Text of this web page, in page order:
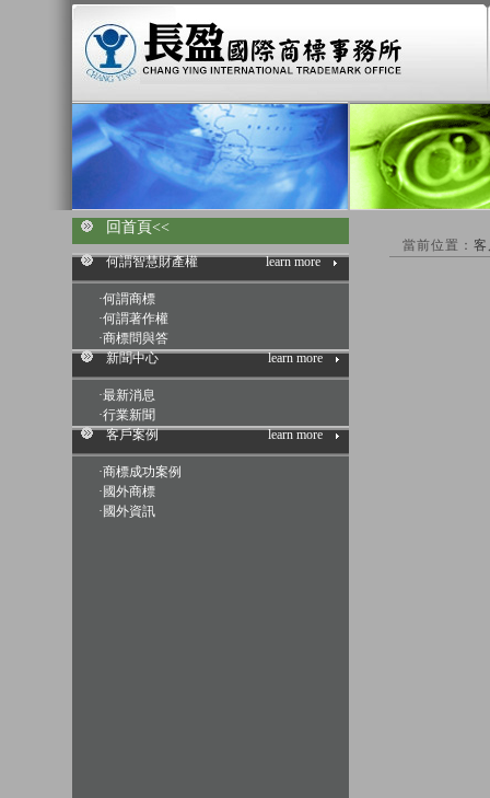
回首頁<<
何謂智慧財產權 learn more
·何謂商標
·何謂著作權
·商標問與答
新聞中心
learn more
·最新消息
·行業新聞
客戶案例
learn more
·商標成功案例
· 國外商標
· 國外資訊
當前位置：